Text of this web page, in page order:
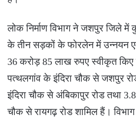
लोक निर्माण विभाग ने जशपुर जिले में
के तीन सड़कों के फोरलेन में उन्नयन
36 करोड़ 85 लाख रुपए स्वीकृत किए
पत्थलगांव के इंदिरा चौक से जशपुर
इंदिरा चौक से अंबिकापुर रोड तथा
चौक से रायगढ़ रोड शामिल हैं।